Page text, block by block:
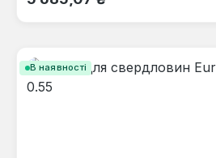
В наявності